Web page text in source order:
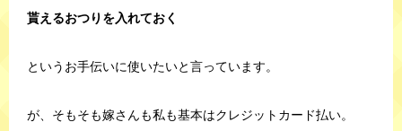
貰えるおつりを入れておく
というお手伝いに使いたいと言っています。
が、そもそも嫁さんも私も基本はクレジットカード払い。